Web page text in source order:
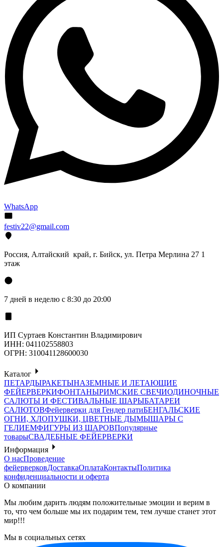
WhatsApp
festiv22@gmail.com
Россия, Алтайский край, г. Бийск, ул. Петра Мерлина 27 1
этаж
7 дней в неделю с 8:30 до 20:00
ИП Суртаев Константин Владимирович
ИНН: 041102558803
ОГРН: 310041128600030
Каталог
ПЕТАРДЫРАКЕТЫНАЗЕМНЫЕ И ЛЕТАЮЩИЕ
ФЕЙЕРВЕРКИФОНТАНЫРИМСКИЕ СВЕЧИОДИНОЧНЫЕ
САЛЮТЫ И ФЕСТИВАЛЬНЫЕ ШАРЫБАТАРЕИ
САЛЮТОВФейерверки для Гендер патиБЕНГАЛЬСКИЕ
ОГНИ, ХЛОПУШКИ, ЦВЕТНЫЕ ДЫМЫШАРЫ С
ГЕЛИЕМФИГУРЫ ИЗ ШАРОВПопулярные
товарыСВАДЕБНЫЕ ФЕЙЕРВЕРКИ
Информация
О насПроведение
фейерверковДоставкаОплатаКонтактыПолитика
конфиденциальности и оферта
О компании
Мы любим дарить людям положительные эмоции и верим в
то, что чем больше мы их подарим тем, тем лучше станет этот
мир!!!
Мы в социальных сетях